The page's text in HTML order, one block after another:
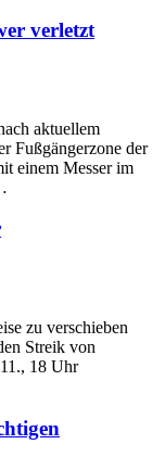
verletzt
aktuellem
Fußgängerzone der
einem Messer im
zu verschieben
Streik von
18 Uhr